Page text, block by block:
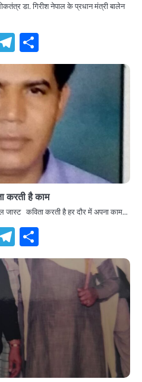
डा. गिरीश नेपाल के प्रधान मंत्री बालेन
Telegram
करती है काम
कविता करती है हर दौर में अपना काम…
Telegram